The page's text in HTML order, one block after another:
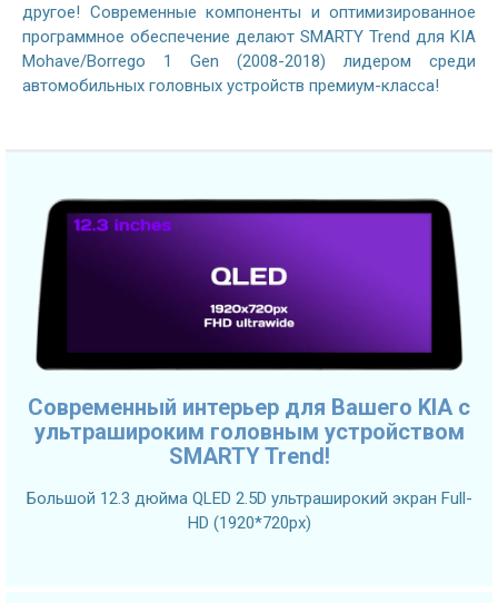
другое! Современные компоненты и оптимизированное
программное обеспечение делают SMARTY Trend для KIA
Mohave/Borrego 1 Gen (2008-2018) лидером среди
автомобильных головных устройств премиум-класса!
Современный интерьер для Вашего KIA с
ультрашироким головным устройством
SMARTY Trend!
Большой 12.3 дюйма QLED 2.5D ультраширокий экран Full-
HD (1920*720px)